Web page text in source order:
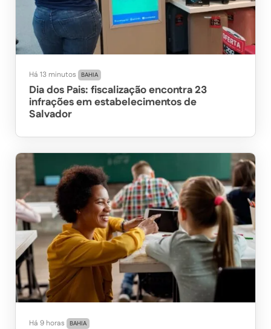
Há 13 minutos BAHIA
Dia dos Pais: fiscalização encontra 23
infrações em estabelecimentos de
Salvador
Há 9 horas BAHIA